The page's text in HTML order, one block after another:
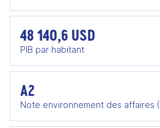
48 140,6 USD
PIB par habitant
A2
Note environnement des affaires